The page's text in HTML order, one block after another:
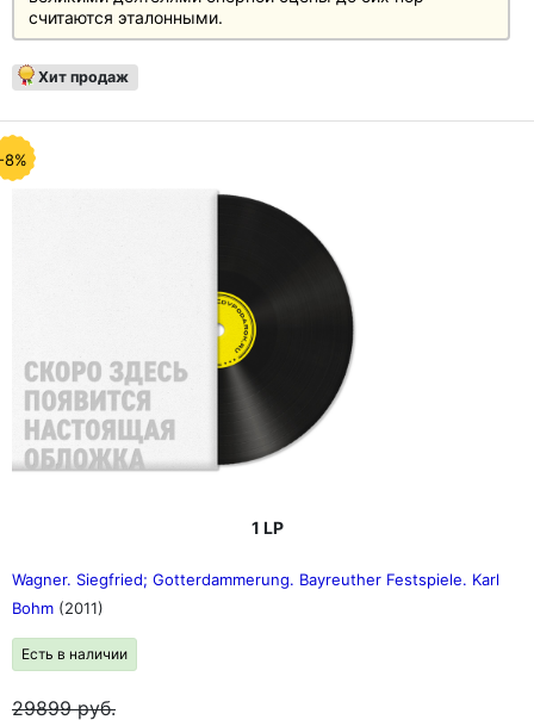
считаются эталонными.
Хит продаж
8%
1 LP
Wagner. Siegfried; Gotterdammerung. Bayreuther Festspiele. Karl
Bohm (2011)
Есть в наличии
29899руб.